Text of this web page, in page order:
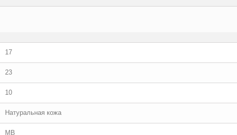
17
23
10
Натуральная кожа
MB